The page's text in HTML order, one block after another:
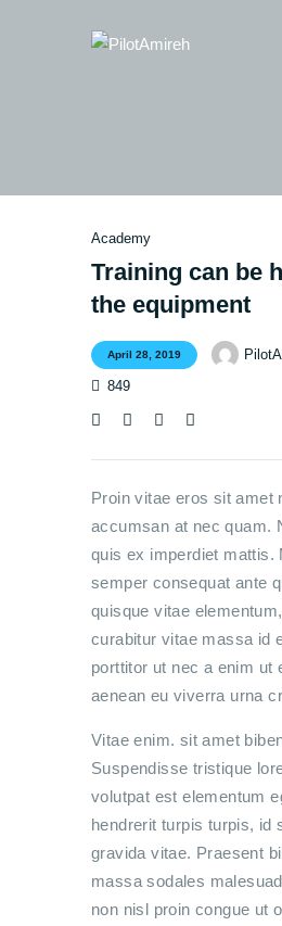
About
EASA TRI SIM
Academy
Training can be
the equipment
April 28, 2019
849
Proin vitae eros sit amet
accumsan at nec quam.
quis ex imperdiet mattis.
semper consequat ante
quisque vitae
curabitur vitae massa id
porttitor ut nec a enim ut
aenean eu viverra urna
Vitae enim. sit amet
Suspendisse tristique
volutpat est elementum
hendrerit turpis turpis, id
gravida vitae. Praesent
massa sodales
non nisl proin congue ut